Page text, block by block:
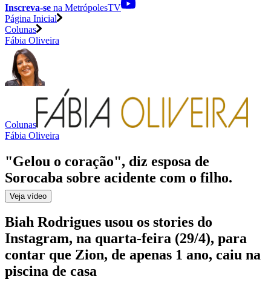
Inscreva-se na MetrópolesTV
Página Inicial
Colunas
Fábia Oliveira
Colunas
Fábia Oliveira
"Gelou o coração", diz esposa de
Sorocaba sobre acidente com o filho.
Veja vídeo
Biah Rodrigues usou os stories do
Instagram, na quarta-feira (29/4), para
contar que Zion, de apenas 1 ano, caiu na
piscina de casa